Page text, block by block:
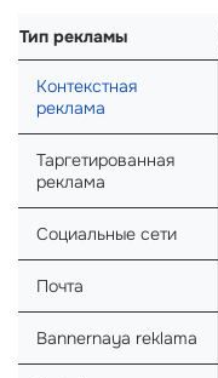
Тип рекламы
Контекстная
реклама
Таргетированная
реклама
Социальные сети
Почта
Bannernaya reklama